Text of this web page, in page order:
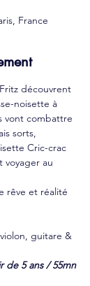
France
découvrent
noisette à
vont combattre
sorts,
Cric-crac
voyager au
rêve et réalité
guitare &
de 5 ans / 55mn